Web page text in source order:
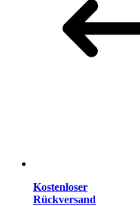
Kostenloser
Rückversand